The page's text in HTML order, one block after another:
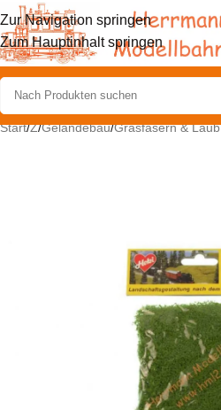
Zur Navigation springen
Zum Hauptinhalt springen
Start/Z/Geländebau/Grasfasern & Laub